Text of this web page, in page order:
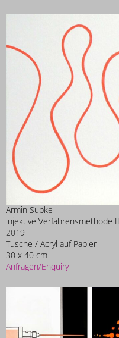
Armin Subke
injektive Verfahrensmethode II
2019
Tusche / Acryl auf Papier
30 x 40 cm
Anfragen/Enquiry